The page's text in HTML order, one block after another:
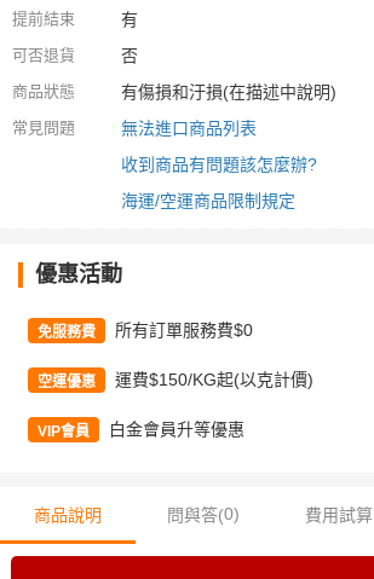
提前結束 有
可否退貨 否
商品狀態 有傷損和汙損(在描述中說明)
常見問題
無法進口商品列表
收到商品有問題該怎麼辦?
海運/空運商品限制規定
優惠活動
免服務費 所有訂單服務費$0
空運優惠 運費$150/KG起(以克計價)
VIP會員 白金會員升等優惠
商品說明 問與答(0) 費用試算